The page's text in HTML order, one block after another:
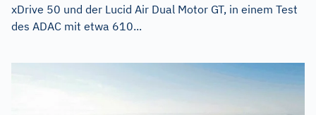
xDrive 50 und der Lucid Air Dual Motor GT, in einem Test
des ADAC mit etwa 610...